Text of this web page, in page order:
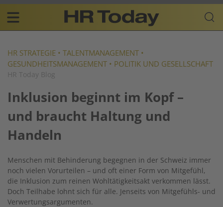
Skip
content
Plattform
für
Resources
navigation
DE
HR STRATEGIE • TALENTMANAGEMENT •
GESUNDHEITSMANAGEMENT • POLITIK UND GESELLSCHAFT
HR Today Blog
Inklusion beginnt im Kopf –
und braucht Haltung und
Handeln
Menschen mit Behinderung begegnen in der Schweiz immer
noch vielen Vorurteilen – und oft einer Form von Mitgefühl,
die Inklusion zum reinen Wohltätigkeitsakt verkommen lässt.
Doch Teilhabe lohnt sich für alle. Jenseits von Mitgefühls- und
Verwertungsargumenten.